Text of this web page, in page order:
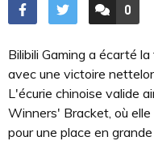
0
Bilibili Gaming a écarté
avec une victoire
L'écurie chinoise valide
Winners' Bracket, où
pour une place en